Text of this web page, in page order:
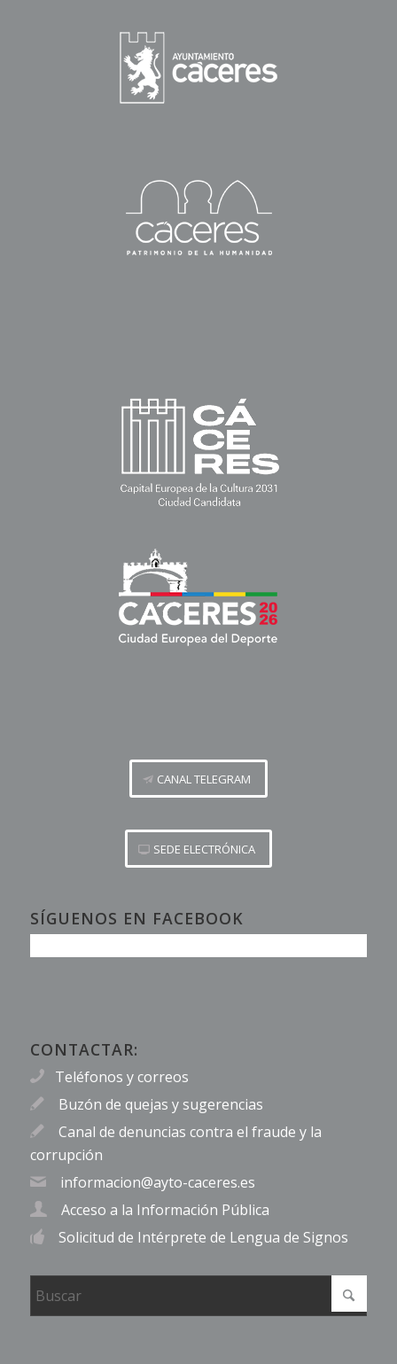
CANAL TELEGRAM
SEDE ELECTRÓNICA
SÍGUENOS EN FACEBOOK
CONTACTAR:
Teléfonos y correos
Buzón de quejas y sugerencias
Canal de denuncias contra el fraude y la
corrupción
informacion@ayto-caceres.es
Acceso a la Información Pública
Solicitud de Intérprete de Lengua de Signos